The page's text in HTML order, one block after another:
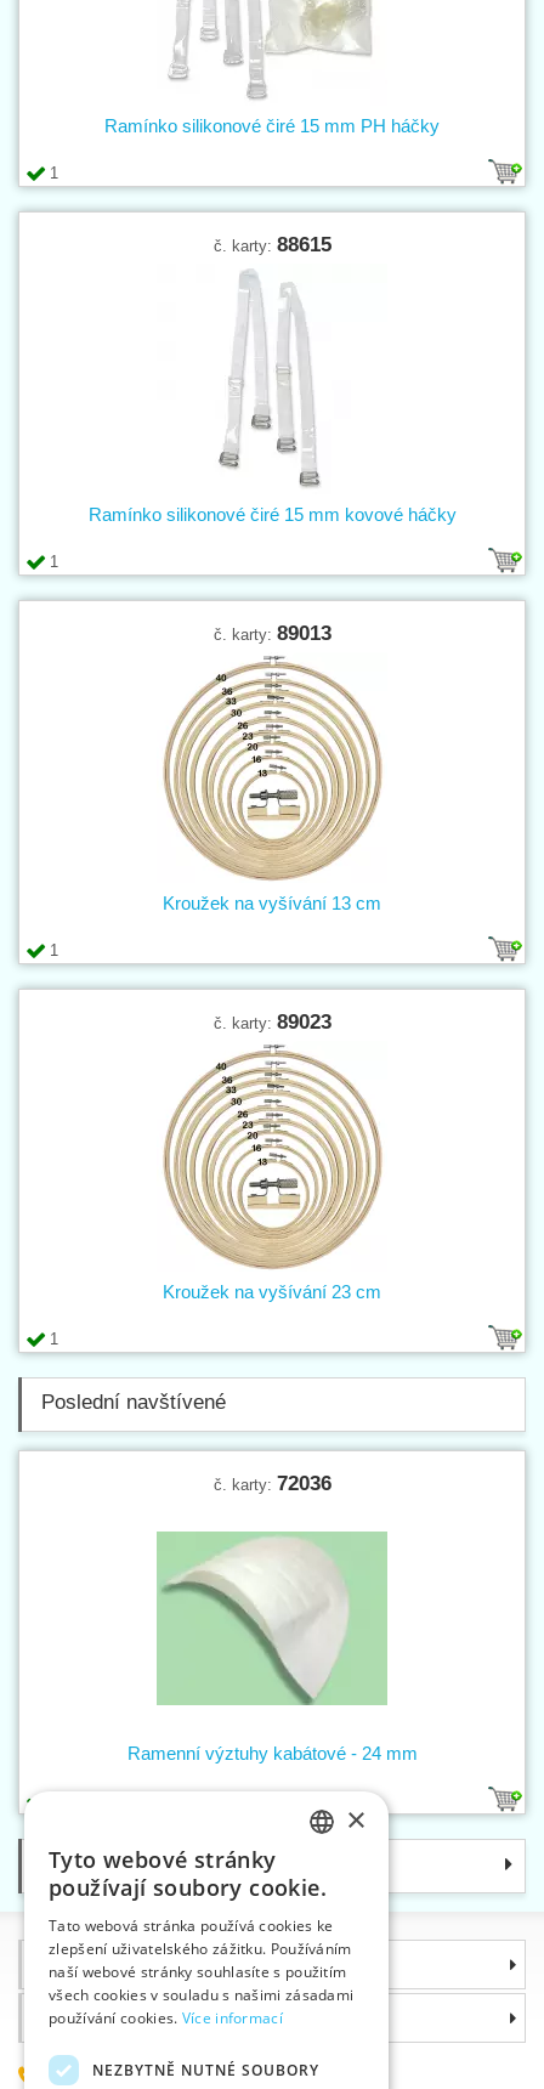
1
Ramínko silikonové čiré 15 mm PH háčky
č. karty: 88615
1
Ramínko silikonové čiré 15 mm kovové háčky
č. karty: 89013
1
Kroužek na vyšívání 13 cm
č. karty: 89023
1
Kroužek na vyšívání 23 cm
Poslední navštívené
č. karty: 72036
Ramenní výztuhy kabátové - 24 mm
Kategorie
Informace
Proč si zvolit právě nás
585 051 217
ENGLISH
GERMAN
×
Tyto webové stránky
používají soubory cookie.
Tato webová stránka používá cookies ke
zlepšení uživatelského zážitku. Používáním
naší webové stránky souhlasíte s použitím
všech cookies v souladu s našimi zásadami
používání cookies. Více informací
NEZBYTNĚ NUTNÉ SOUBORY